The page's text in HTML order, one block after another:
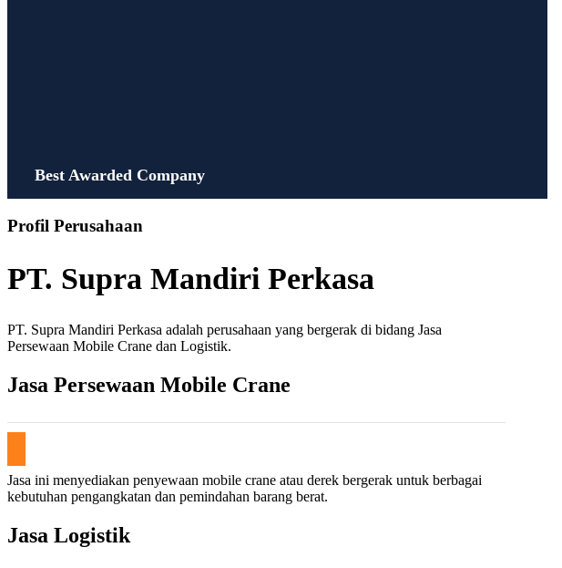
Best Awarded Company
Profil Perusahaan
PT. Supra Mandiri Perkasa
PT. Supra Mandiri Perkasa adalah perusahaan yang bergerak di bidang Jasa
Persewaan Mobile Crane dan Logistik.
Jasa Persewaan Mobile Crane
Jasa ini menyediakan penyewaan mobile crane atau derek bergerak untuk berbagai
kebutuhan pengangkatan dan pemindahan barang berat.
Jasa Logistik